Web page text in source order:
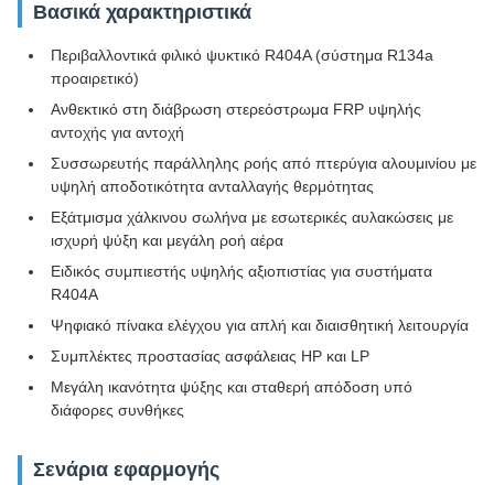
Βασικά χαρακτηριστικά
Περιβαλλοντικά φιλικό ψυκτικό R404A (σύστημα R134a
προαιρετικό)
Ανθεκτικό στη διάβρωση στερεόστρωμα FRP υψηλής
αντοχής για αντοχή
Συσσωρευτής παράλληλης ροής από πτερύγια αλουμινίου με
υψηλή αποδοτικότητα ανταλλαγής θερμότητας
Εξάτμισμα χάλκινου σωλήνα με εσωτερικές αυλακώσεις με
ισχυρή ψύξη και μεγάλη ροή αέρα
Ειδικός συμπιεστής υψηλής αξιοπιστίας για συστήματα
R404A
Ψηφιακό πίνακα ελέγχου για απλή και διαισθητική λειτουργία
Συμπλέκτες προστασίας ασφάλειας HP και LP
Μεγάλη ικανότητα ψύξης και σταθερή απόδοση υπό
διάφορες συνθήκες
Σενάρια εφαρμογής